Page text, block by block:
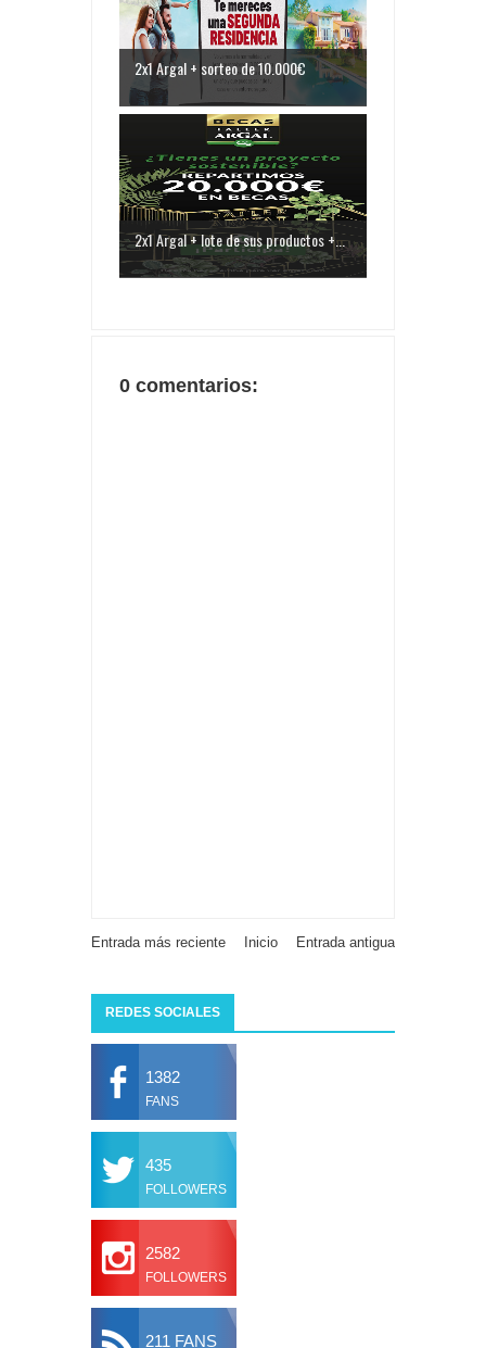
2x1 Argal + sorteo de 10.000€
2x1 Argal + lote de sus productos +...
0 comentarios:
Entrada más reciente Entrada antigua
Inicio
REDES SOCIALES
1382
FANS
435
FOLLOWERS
2582
FOLLOWERS
211 FANS